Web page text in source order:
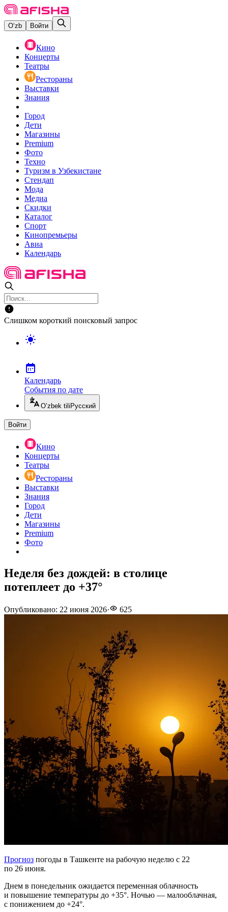
O‘zb Войти
Кино
Концерты
Театры
Рестораны
Выставки
Знания
Город
Дети
Магазины
Premium
Фото
Техно
Туризм в Узбекистане
Стендап
Мода
Медиа
Скидки
Каталог
Спорт
Кинопремьеры
Авиа
Календарь
Слишком короткий поисковый запрос
Календарь
События по дате
O’zbek tili Русский
Войти
Кино
Концерты
Театры
Рестораны
Выставки
Знания
Город
Дети
Магазины
Premium
Фото
Неделя без дождей: в столице
потеплеет до +37°
Опубликовано: 22 июня 2026· 625
Прогноз погоды в Ташкенте на рабочую неделю с 22
по 26 июня.
Днем в понедельник ожидается переменная облачность
и повышение температуры до +35°. Ночью — малооблачная,
с понижением до +24°.